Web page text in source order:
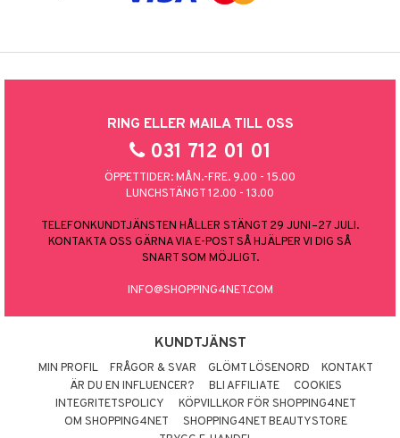
RING ELLER MAILA TILL OSS
031 712 01 01
ÖPPETTIDER: MÅN.-FRE. 9.00 - 15.00
LUNCHSTÄNGT 12.00 - 13.00
TELEFONKUNDTJÄNSTEN HÅLLER STÄNGT 29 JUNI–27 JULI.
KONTAKTA OSS GÄRNA VIA E-POST SÅ HJÄLPER VI DIG SÅ
SNART SOM MÖJLIGT.
INFO@SHOPPING4NET.COM
KUNDTJÄNST
MIN PROFIL FRÅGOR & SVAR GLÖMT LÖSENORD
KONTAKT
ÄR DU EN INFLUENCER?
BLI AFFILIATE
COOKIES
INTEGRITETSPOLICY
KÖPVILLKOR FÖR SHOPPING4NET
OM SHOPPING4NET
SHOPPING4NET BEAUTYSTORE